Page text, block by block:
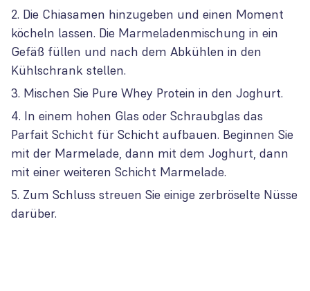
Die Chiasamen hinzugeben und einen Moment
köcheln lassen. Die Marmeladenmischung in ein
Gefäß füllen und nach dem Abkühlen in den
Kühlschrank stellen.
Mischen Sie Pure Whey Protein in den Joghurt.
In einem hohen Glas oder Schraubglas das
Parfait Schicht für Schicht aufbauen. Beginnen Sie
mit der Marmelade, dann mit dem Joghurt, dann
mit einer weiteren Schicht Marmelade.
Zum Schluss streuen Sie einige zerbröselte Nüsse
darüber.